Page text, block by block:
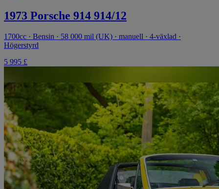
1973 Porsche 914 914/12
1700cc · Bensin · 58 000 mil (UK) · manuell · 4-växlad ·
Högerstyrd
5 995 £